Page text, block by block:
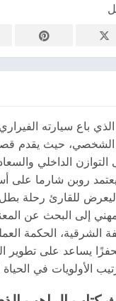
باع سيارته
الشخصي، حيث يقدم
الداخلي
يعتمد روبن شارما
ليعرض للقارئ رحلة
إلى البحث عن
الشرقية، الحكمة
يساعد على
الأولويات في الحياة